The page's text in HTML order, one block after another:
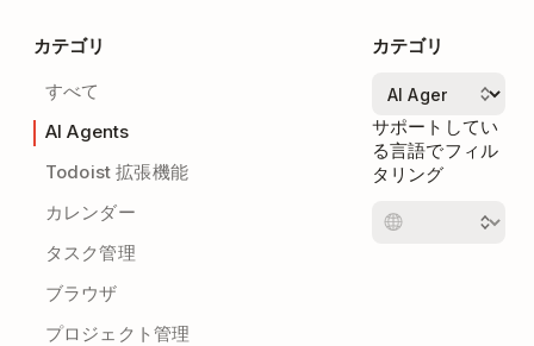
カテゴリ
すべて
AI Agents
Todoist 拡張機能
カレンダー
タスク管理
ブラウザ
プロジェクト管理
カテゴリ
サポートしてい
る言語でフィル
タリング